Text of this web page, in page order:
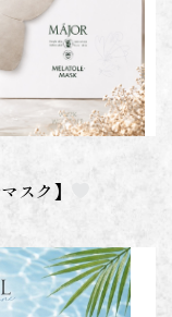
スク】